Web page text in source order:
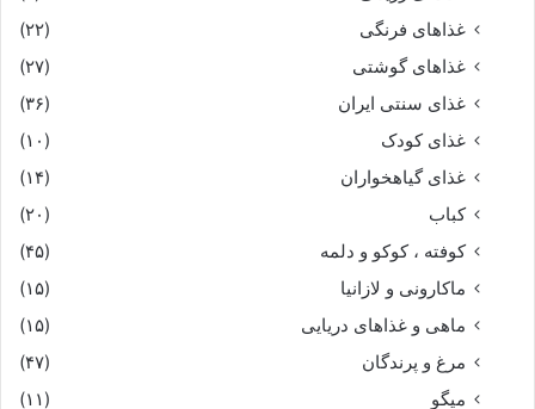
همه بوم زیر و زبر کرده دید
مهان کشته و کهتران برده دید
نه اسپ و نه گنج و نه تاج و نه تخت
جهانى بآتش بر افروخته
همه کاخها کنده و سوخته‏
غذاهای فرنگی
(۲۲)
غذاهای گوشتی
(۲۷)
غذای سنتی ایران
(۳۶)
غذای کودک
(۱۰)
غذای گیاهخواران
(۱۴)
کباب
(۲۰)
کوفته ، کوکو و دلمه
(۴۵)
ماکارونی و لازانیا
(۱۵)
ماهی و غذاهای دریایی
(۱۵)
مرغ و پرندگان
(۴۷)
میگو
(۱۱)